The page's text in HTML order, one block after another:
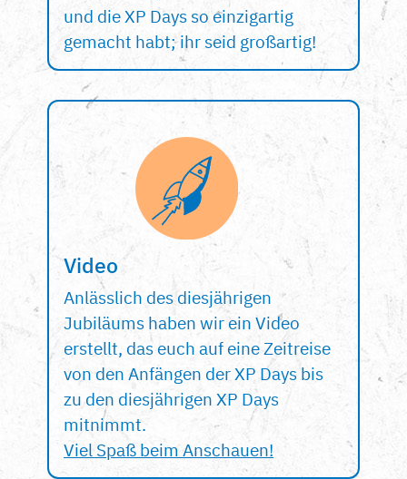
und die XP Days so einzigartig
gemacht habt; ihr seid großartig!
Video
Anlässlich des diesjährigen
Jubiläums haben wir ein Video
erstellt, das euch auf eine Zeitreise
von den Anfängen der XP Days bis
zu den diesjährigen XP Days
mitnimmt.
Viel Spaß beim Anschauen!